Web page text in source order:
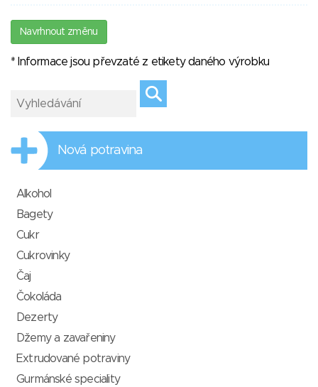
Navrhnout změnu
* Informace jsou převzaté z etikety daného výrobku
Nová potravina
Alkohol
Bagety
Cukr
Cukrovinky
Čaj
Čokoláda
Dezerty
Džemy a zavařeniny
Extrudované potraviny
Gurmánské speciality